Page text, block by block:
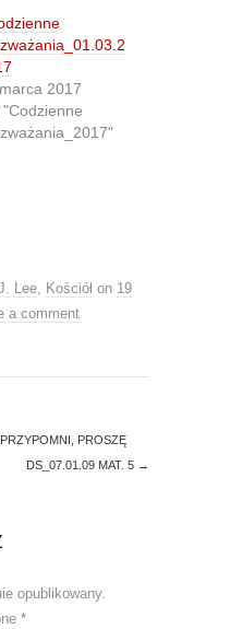
2017
"Codzienne
Lee, Kościół on 19
a comment
PROSZĘ
DS_07.01.09 MAT. 5 →
opublikowany.
*